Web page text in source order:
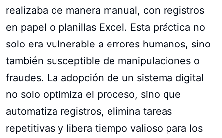
realizaba de manera manual, con registros
en papel o planillas Excel. Esta práctica no
solo era vulnerable a errores humanos, sino
también susceptible de manipulaciones o
fraudes. La adopción de un sistema digital
no solo optimiza el proceso, sino que
automatiza registros, elimina tareas
repetitivas y libera tiempo valioso para los